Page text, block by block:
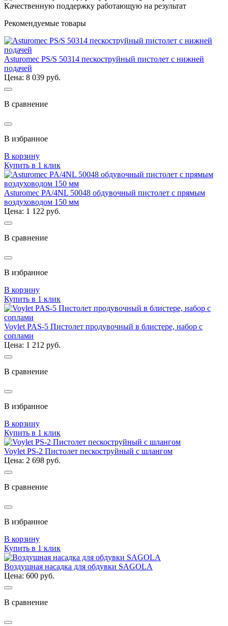
Качественную поддержку работающую на результат
Рекомендуемые товары
Asturomec PS/S 50314 пескоструйный пистолет с нижней
подачей
Цена: 8 039 руб.
В сравнение
В избранное
В корзину
Купить в 1 клик
Asturomec PA/4NL 50048 обдувочный пистолет с прямым
воздуховодом 150 мм
Цена: 1 122 руб.
В сравнение
В избранное
В корзину
Купить в 1 клик
Voylet PAS-5 Пистолет продувочный в блистере, набор с
соплами
Цена: 1 212 руб.
В сравнение
В избранное
В корзину
Купить в 1 клик
Voylet PS-2 Пистолет пескоструйный с шлангом
Цена: 2 698 руб.
В сравнение
В избранное
В корзину
Купить в 1 клик
Воздушная насадка для обдувки SAGOLA
Цена: 600 руб.
В сравнение